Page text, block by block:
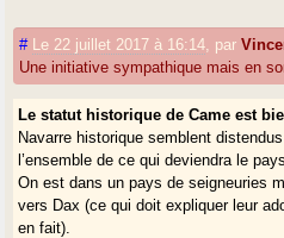
# Le 22 juillet 2017 à 16:14 par
Une initiative sympathique mais en
Le statut historique de Came est
Navarre historique semblent
l’ensemble de ce qui deviendra le
On est dans un pays de seigneuries
vers Dax (ce qui doit expliquer leur
en fait).